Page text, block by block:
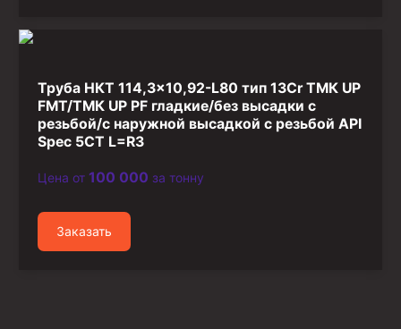
Труба НКТ 114,3×10,92-L80 тип 13Cr ТМК UP
FMT/ТМК UP PF гладкие/без высадки с
резьбой/с наружной высадкой с резьбой API
Spec 5CT L=R3
Цена от 100 000 за тонну
Заказать